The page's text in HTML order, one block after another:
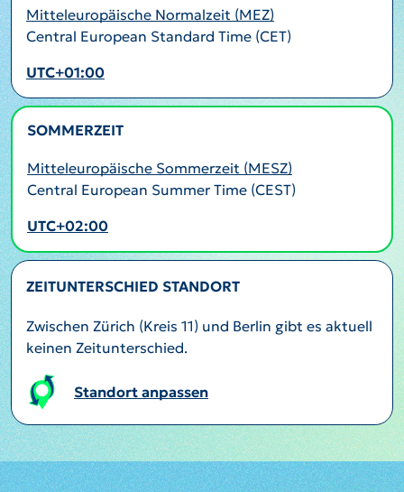
Mitteleuropäische Normalzeit (MEZ)
Central European Standard Time (CET)
UTC+01:00
SOMMERZEIT
Mitteleuropäische Sommerzeit (MESZ)
Central European Summer Time (CEST)
UTC+02:00
ZEITUNTERSCHIED STANDORT
Zwischen Zürich (Kreis 11) und Berlin gibt es aktuell
keinen Zeitunterschied.
Standort anpassen